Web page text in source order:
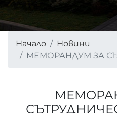
Начало
Новини
МЕМОРАНДУМ ЗА